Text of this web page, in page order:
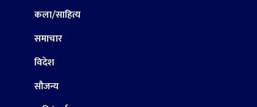
कला/साहित्य
समाचार
विदेश
सौजन्य